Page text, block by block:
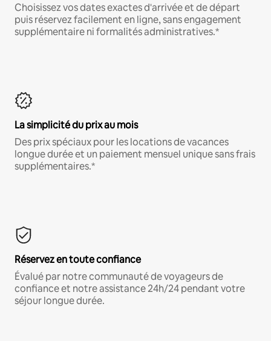
Choisissez vos dates exactes d'arrivée et de départ
puis réservez facilement en ligne, sans engagement
supplémentaire ni formalités administratives.*
La simplicité du prix au mois
Des prix spéciaux pour les locations de vacances
longue durée et un paiement mensuel unique sans frais
supplémentaires.*
Réservez en toute confiance
Évalué par notre communauté de voyageurs de
confiance et notre assistance 24h/24 pendant votre
séjour longue durée.